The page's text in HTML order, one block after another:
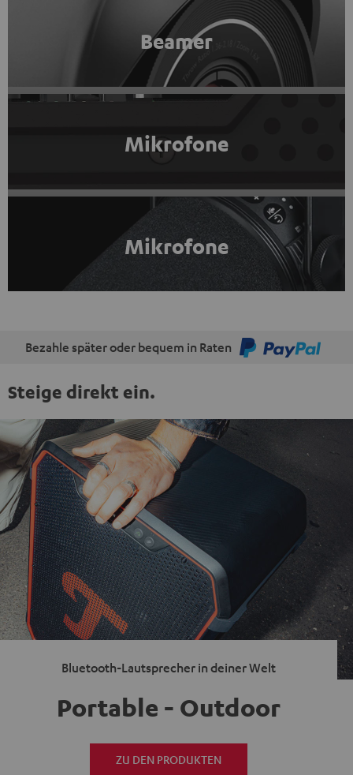
Beamer
Mikrofone
Mikrofone
Bezahle später oder bequem in Raten
Steige direkt ein.
Bluetooth-Lautsprecher in deiner Welt
Portable - Outdoor
ZU DEN PRODUKTEN